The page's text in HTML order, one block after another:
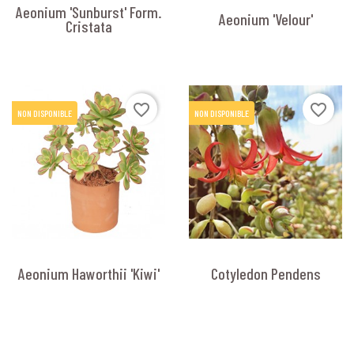
Aeonium 'Sunburst' Form.
Cristata Aeonium 'Velour'
NON DISPONIBLE favorite_border
Aeonium Haworthii 'Kiwi'
NON DISPONIBLE favorite_border
Cotyledon Pendens